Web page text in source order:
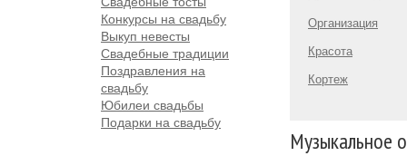
Конкурсы на свадьбу
Выкуп невесты
Свадебные традиции
Поздравления на
свадьбу
Юбилеи свадьбы
Подарки на свадьбу
Организация
Красота
Кортеж
Музыкальное